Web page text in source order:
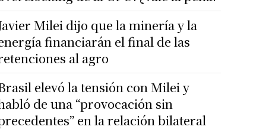
Milei dijo que la minería y la
financiarán el final de las
al agro
elevó la tensión con Milei y
de una “provocación sin
en la relación bilateral